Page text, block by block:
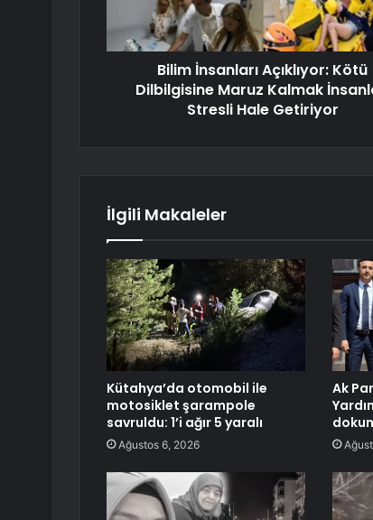
Bilim İnsanları Açıklıyor: Kötü
Dilbilgisine Maruz Kalmak
Stresli Hale Getiriyor
İlgili Makaleler
Kütahya’da otomobil ile
motosiklet şarampole
savruldu: 1’i ağır 5 yaralı
Ağustos 6, 2026
Ak